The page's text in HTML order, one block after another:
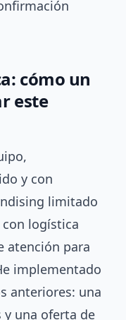
cómo un
este
y con
limitado
logística
atención para
implementado
anteriores: una
y una oferta de